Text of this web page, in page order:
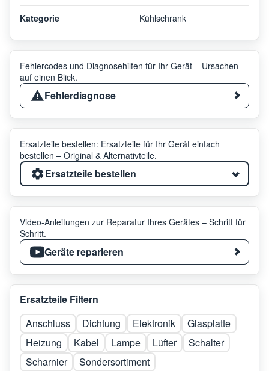
Kategorie Kühlschrank
Fehlercodes und Diagnosehilfen für Ihr Gerät – Ursachen
auf einen Blick.
Fehlerdiagnose
Ersatzteile bestellen: Ersatzteile für Ihr Gerät einfach
bestellen – Original & Alternativteile.
Ersatzteile bestellen
Video-Anleitungen zur Reparatur Ihres Gerätes – Schritt für
Schritt.
Geräte reparieren
Ersatzteile Filtern
Anschluss
Dichtung Elektronik
Glasplatte
Heizung
Kabel Lampe Lüfter
Schalter
Scharnier
Sondersortiment